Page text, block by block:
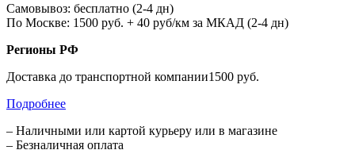
Самовывоз: бесплатно (2-4 дн)
По Москве: 1500 руб. + 40 руб/км за МКАД (2-4 дн)
Регионы РФ
Доставка до транспортной компании1500 руб.
Подробнее
– Наличными или картой курьеру или в магазине
– Безналичная оплата